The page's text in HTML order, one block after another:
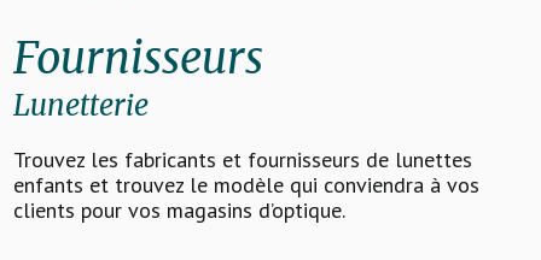
Fournisseurs
Lunetterie
Trouvez les fabricants et fournisseurs de lunettes
enfants et trouvez le modèle qui conviendra à vos
clients pour vos magasins d’optique.